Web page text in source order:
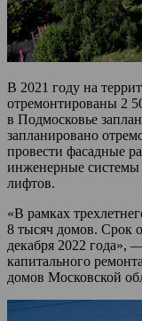
В 2021 году на
отремонтированы 2
в Подмосковье
запланировано
провести фасадные
инженерные системы
лифтов.
«В рамках
8 тысяч домов. Срок
декабря 2022 года»,
капитального
домов Московской